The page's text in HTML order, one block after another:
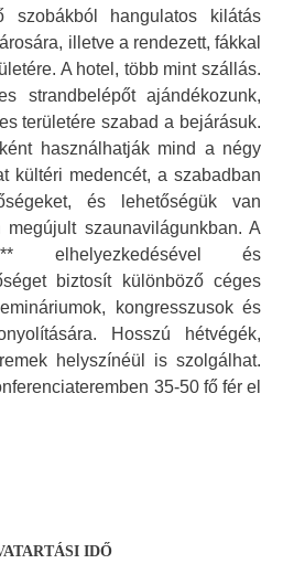
szobákból hangulatos kilátás
illetve a rendezett, fákkal
A hotel, több mint szállás.
strandbelépőt ajándékozunk,
területére szabad a bejárásuk.
használhatják mind a négy
kültéri medencét, a szabadban
és lehetőségük van
szaunavilágunkban. A
elhelyezkedésével és
biztosít különböző céges
kongresszusok és
Hosszú hétvégék,
helyszínéül is szolgálhat.
35-50 fő fér el
IDŐ